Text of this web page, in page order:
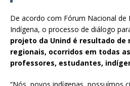
De acordo com Fórum Nacional de
Indígena, o processo de diálogo
projeto da Unind é resultado de
regionais, ocorridos em todas
professores, estudantes,